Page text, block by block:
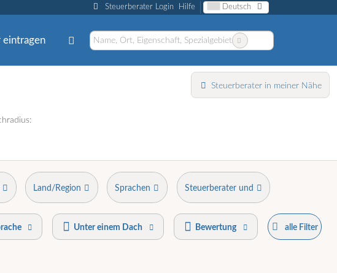
Steuerberater Login Hilfe Deutsch
eintragen
Steuerberater in meiner Nähe
Land/Region Sprachen Steuerberater und
Unter einem Dach Bewertung alle Filter